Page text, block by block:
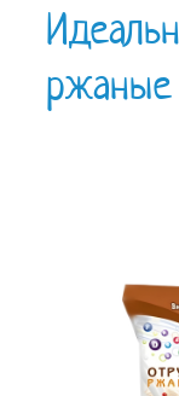
ржаные